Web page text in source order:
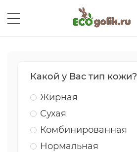
Какой у Вас тип кожи?
Жирная
Сухая
Комбинированная
Нормальная